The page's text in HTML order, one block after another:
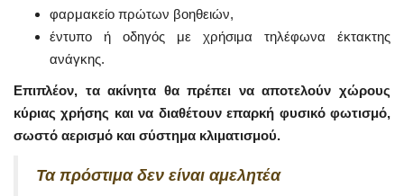
φαρμακείο πρώτων βοηθειών,
έντυπο ή οδηγός με χρήσιμα τηλέφωνα έκτακτης
ανάγκης.
Επιπλέον, τα ακίνητα θα πρέπει να αποτελούν χώρους
κύριας χρήσης και να διαθέτουν επαρκή φυσικό φωτισμό,
σωστό αερισμό και σύστημα κλιματισμού.
Τα πρόστιμα δεν είναι αμελητέα